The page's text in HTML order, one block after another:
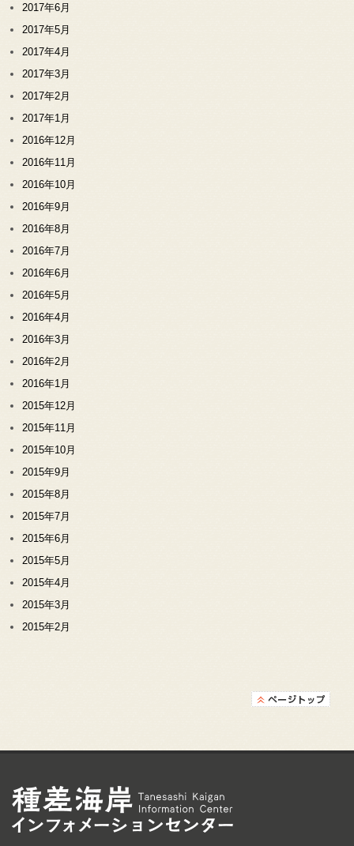
2017年6月
2017年5月
2017年4月
2017年3月
2017年2月
2017年1月
2016年12月
2016年11月
2016年10月
2016年9月
2016年8月
2016年7月
2016年6月
2016年5月
2016年4月
2016年3月
2016年2月
2016年1月
2015年12月
2015年11月
2015年10月
2015年9月
2015年8月
2015年7月
2015年6月
2015年5月
2015年4月
2015年3月
2015年2月